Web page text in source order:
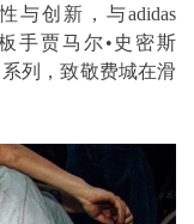
与创新，与adidas
手贾马尔•史密斯
系列，致敬费城在滑